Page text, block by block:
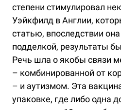
степени стимулировал
Уэйкфилд в Англии,
статью, впоследствии
подделкой, результаты
Речь шла о якобы связи
– комбинированной от
– и аутизмом. Эта
упаковке, где либо одна